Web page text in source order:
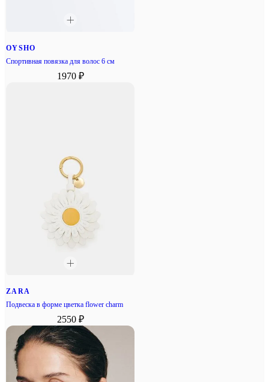
OYSHO
Спортивная повязка для волос 6 см
1970 ₽
ZARA
Подвеска в форме цветка flower charm
2550 ₽